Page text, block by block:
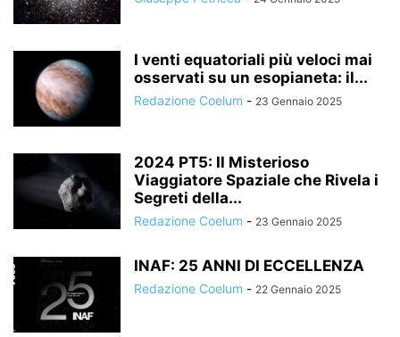
I venti equatoriali più veloci mai
osservati su un esopianeta: il...
Redazione Coelum - 23 Gennaio 2025
2024 PT5: Il Misterioso
Viaggiatore Spaziale che Rivela i
Segreti della...
Redazione Coelum - 23 Gennaio 2025
INAF: 25 ANNI DI ECCELLENZA
Redazione Coelum - 22 Gennaio 2025